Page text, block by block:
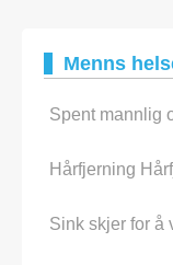
Menns
Spent mannlig
Hårfjerning
Sink skjer for